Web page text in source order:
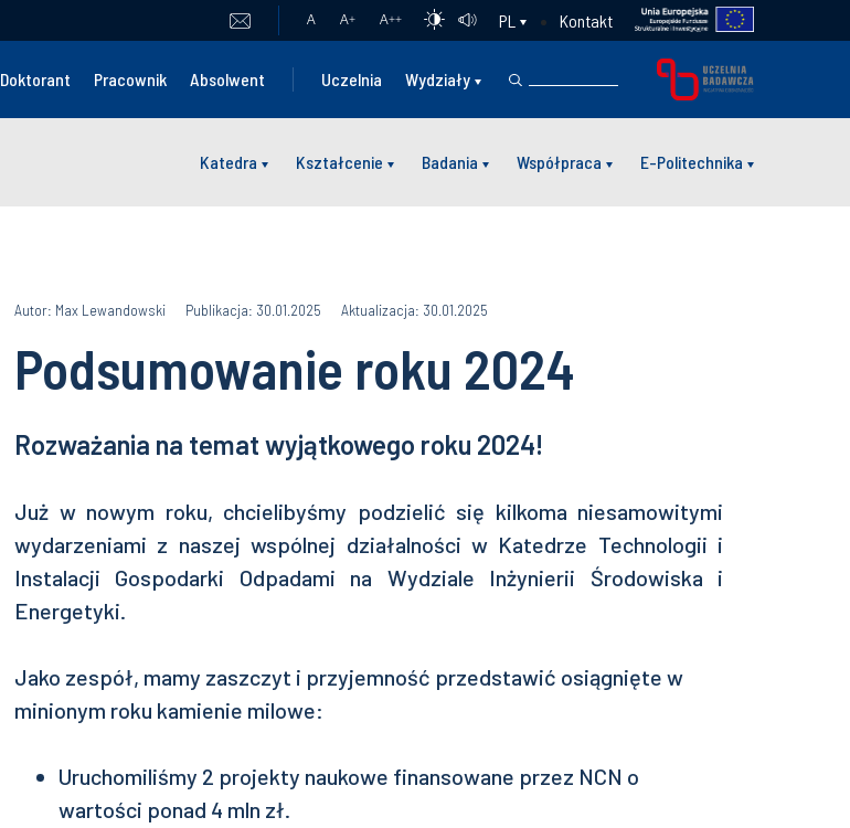
A A+ A++ PL Kontakt
Doktorant Pracownik Absolwent Uczelnia Wydziały
Katedra Kształcenie Badania Współpraca E-Politechnika
Autor: Max Lewandowski Publikacja: 30.01.2025 Aktualizacja: 30.01.2025
Podsumowanie roku 2024
Rozważania na temat wyjątkowego roku 2024!
Już w nowym roku, chcielibyśmy podzielić się kilkoma niesamowitymi
wydarzeniami z naszej wspólnej działalności w Katedrze Technologii i
Instalacji Gospodarki Odpadami na Wydziale Inżynierii Środowiska i
Energetyki.
Jako zespół, mamy zaszczyt i przyjemność przedstawić osiągnięte w
minionym roku kamienie milowe:
Uruchomiliśmy 2 projekty naukowe finansowane przez NCN o
wartości ponad 4 mln zł.